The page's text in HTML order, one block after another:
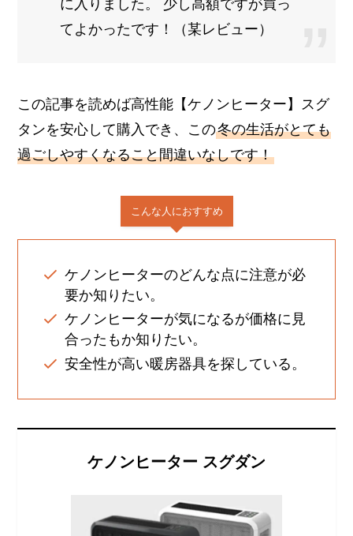
に入りました。 少し高額ですが買っ
てよかったです！（某レビュー）
この記事を読めば高性能【ケノンヒーター】スグ
タンを安心して購入でき、この冬の生活がとても
過ごしやすくなること間違いなしです！
こんな人におすすめ
ケノンヒーターのどんな点に注意が必
要か知りたい。
ケノンヒーターが気になるが価格に見
合ったもか知りたい。
安全性が高い暖房器具を探している。
ケノンヒーター スグダン